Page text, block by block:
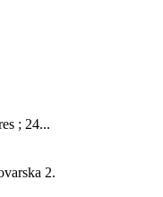
; 24...
2.